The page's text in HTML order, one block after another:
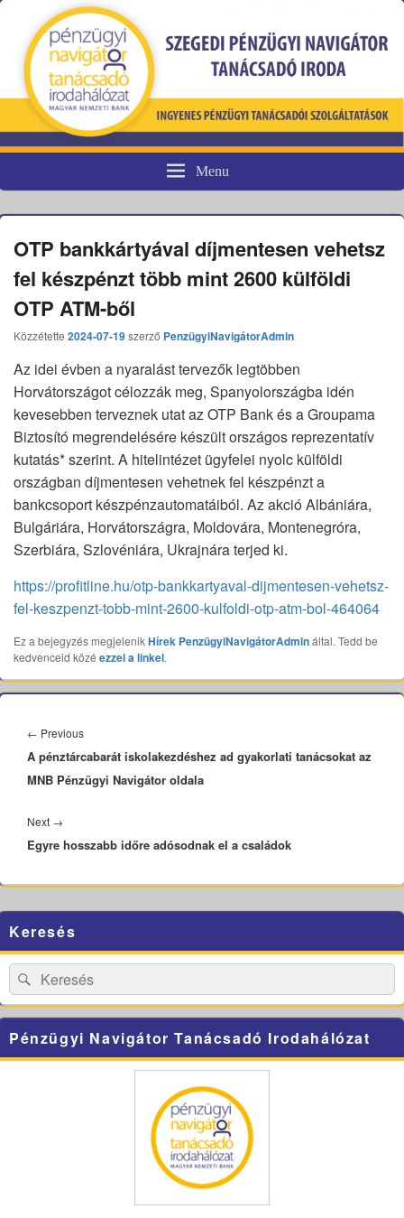
Pénzügyi fogyasztóvédelem
Menu
OTP bankkártyával díjmentesen vehetsz
fel készpénzt több mint 2600 külföldi
OTP ATM-ből
Közzétette 2024-07-19szerző PenzügyiNavigátorAdmin
Az idei évben a nyaralást tervezők legtöbben
Horvátországot célozzák meg, Spanyolországba idén
kevesebben terveznek utat az OTP Bank és a Groupama
Biztosító megrendelésére készült országos reprezentatív
kutatás­* szerint. A hitelintézet ügyfelei nyolc külföldi
országban díjmentesen vehetnek fel készpénzt a
bankcsoport készpénzautomatáiból. Az akció Albániára,
Bulgáriára, Horvátországra, Moldovára, Montenegróra,
Szerbiára, Szlovéniára, Ukrajnára terjed ki.
https://profitline.hu/otp-bankkartyaval-dijmentesen-vehetsz-
fel-keszpenzt-tobb-mint-2600-kulfoldi-otp-atm-bol-464064
Ez a bejegyzés megjelenikHírek PenzügyiNavigátorAdmináltal. Tedd be
kedvenceid közé ezzel a linkel.
navigáció
← PreviousPrevious
post:
A pénztárcabarát iskolakezdéshez ad gyakorlati tanácsokat az
MNB Pénzügyi Navigátor oldala
Next →
post:
Egyre hosszabb időre adósodnak el a családok
Sidebar
Widget
Area
Keresés
Search
for:
Search
Pénzügyi Navigátor Tanácsadó Irodahálózat